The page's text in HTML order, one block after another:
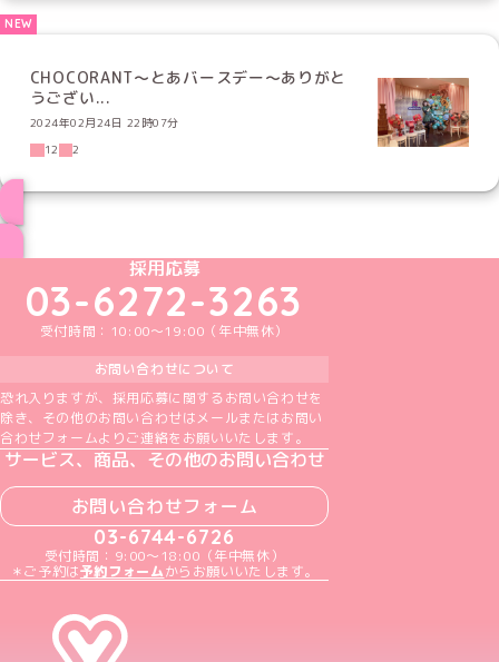
CHOCORANT〜とあバースデー〜ありがと
うござい...
2024年02月24日 22時07分
12
2
めいどりーみんTikTok公式アカウント
めいどりーみんX公式アカウント
めいどりーみんInstagram公式アカウント
めいどりーみんFacebook公式アカウン
めいどりーみんYouTube公式アカ
採用応募
03-6272-3263
受付時間：10:00～19:00（年中無休）
お問い合わせについて
恐れ入りますが、採用応募に関するお問い合わせを
除き、その他のお問い合わせはメールまたはお問い
合わせフォームよりご連絡をお願いいたします。
サービス、商品、その他のお問い合わせ
お問い合わせフォーム
03-6744-6726
受付時間：9:00～18:00（年中無休）
＊ご予約は予約フォームからお願いいたします。